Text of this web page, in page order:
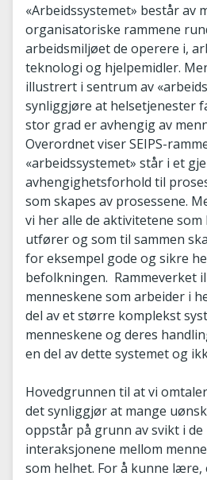
«Arbeidssystemet» består av
organisatoriske rammene
arbeidsmiljøet de operere i,
teknologi og hjelpemidler.
illustrert i sentrum av
synliggjøre at helsetjenester
stor grad er avhengig av
Overordnet viser SEIPS-
«arbeidssystemet» står i et
avhengighetsforhold til
som skapes av prosessene.
vi her alle de aktivitetene
utfører og som til sammen
for eksempel gode og sikre
befolkningen. Rammeverket
menneskene som arbeider i
del av et større komplekst
menneskene og deres
en del av dette systemet og
Hovedgrunnen til at vi
det synliggjør at mange
oppstår på grunn av svikt i de
interaksjonene mellom
som helhet. For å kunne